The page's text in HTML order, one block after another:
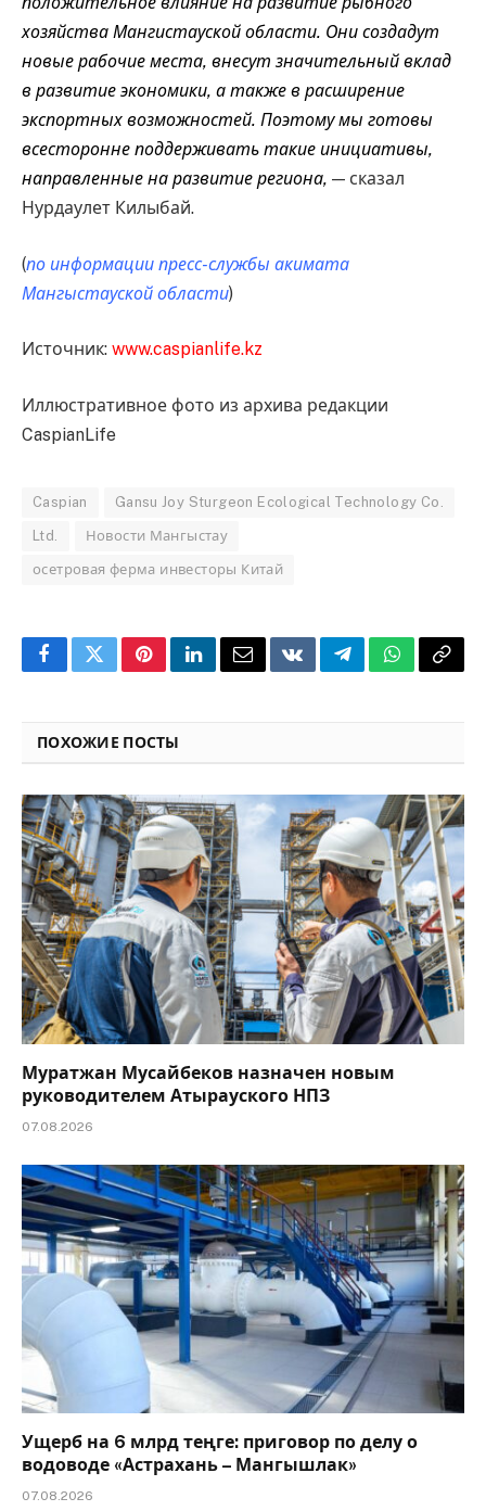
хозяйства Мангистауской области. Они создадут
новые рабочие места, внесут значительный вклад
в развитие экономики, а также в расширение
экспортных возможностей. Поэтому мы готовы
всесторонне поддерживать такие инициативы,
направленные на развитие региона, — сказал
Нурдаулет Килыбай.
(по информации пресс-службы акимата
Мангыстауской области)
Источник: www.caspianlife.kz
Иллюстративное фото из архива редакции
CaspianLife
Caspian Gansu Joy Sturgeon Ecological Technology Co.
Ltd. Новости Мангыстау
осетровая ферма инвесторы Китай
FacebookTwitterPinterestLinkedInEmailVKontakteTelegramWhatsApp
Copy
ПОХОЖИЕ ПОСТЫ
Муратжан Мусайбеков назначен новым
руководителем Атырауского НПЗ
07.08.2026
Ущерб на 6 млрд теңге: приговор по делу о
водоводе «Астрахань – Мангышлак»
07.08.2026